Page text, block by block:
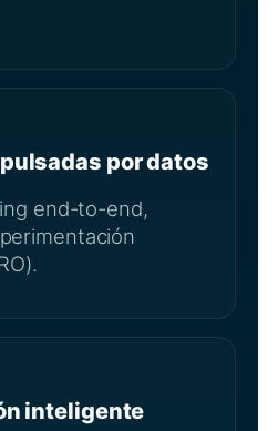
por datos
end-to-end,
inteligente